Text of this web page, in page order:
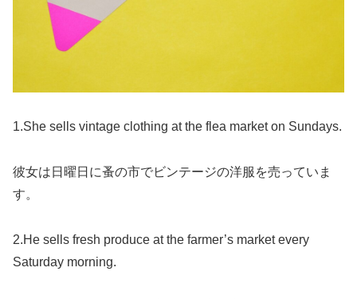
1.She sells vintage clothing at the flea market on Sundays.
彼女は日曜日に蚤の市でビンテージの洋服を売っていま
す。
2.He sells fresh produce at the farmer’s market every
Saturday morning.